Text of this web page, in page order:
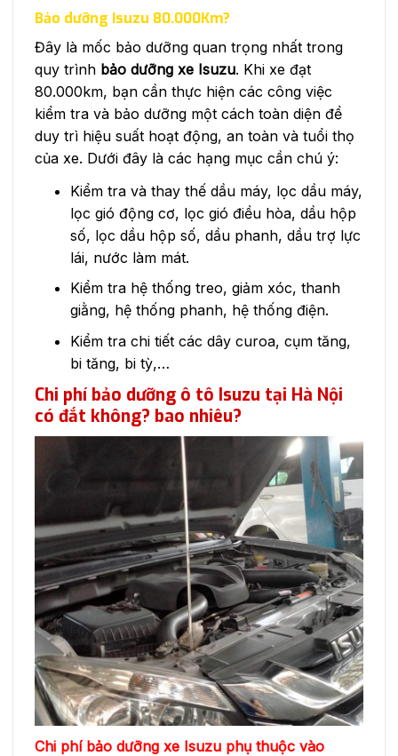
Bảo dưỡng Isuzu 80.000Km?
Đây là mốc bảo dưỡng quan trọng nhất trong
quy trình bảo dưỡng xe Isuzu. Khi xe đạt
80.000km, bạn cần thực hiện các công việc
kiểm tra và bảo dưỡng một cách toàn diện để
duy trì hiệu suất hoạt động, an toàn và tuổi thọ
của xe. Dưới đây là các hạng mục cần chú ý:
Kiểm tra và thay thế dầu máy, lọc dầu máy,
lọc gió động cơ, lọc gió điều hòa, dầu hộp
số, lọc dầu hộp số, dầu phanh, dầu trợ lực
lái, nước làm mát.
Kiểm tra hệ thống treo, giảm xóc, thanh
giằng, hệ thống phanh, hệ thống điện.
Kiểm tra chi tiết các dây curoa, cụm tăng,
bi tăng, bi tỳ,…
Chi phí bảo dưỡng ô tô Isuzu tại Hà Nội
có đắt không? bao nhiêu?
Chi phí bảo dưỡng xe Isuzu phụ thuộc vào